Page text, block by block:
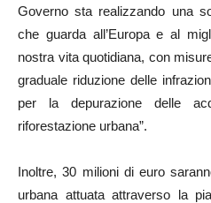
Governo sta realizzando una
che guarda all’Europa e al
nostra vita quotidiana, con
graduale riduzione delle
per la depurazione delle
riforestazione urbana”.
Inoltre, 30 milioni di euro
urbana attuata attraverso la